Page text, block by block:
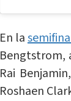
En la
Bengtstrom,
Rai
Roshaen